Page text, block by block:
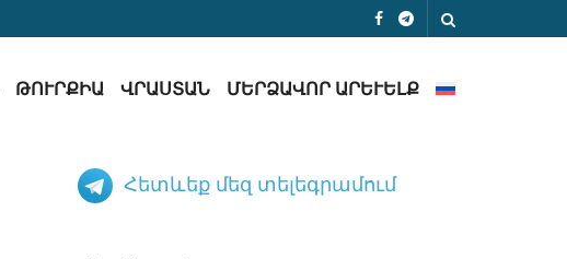
ԹՈՒՐՔԻԱ ՎՐԱՍՏԱՆ ՄԵՐՁԱՎՈՐ ԱՐԵՒԵԼՔ
Հետևեք մեզ տելեգրամում